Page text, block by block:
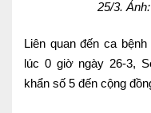
Nhà thuốc GPP
25/3.
Liên quan đến ca
lúc 0 giờ ngày 26-3,
khẩn số 5 đến cộng